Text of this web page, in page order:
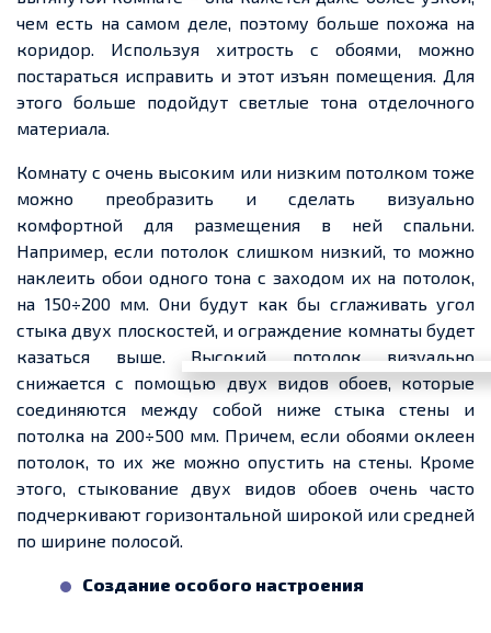
чем есть на самом деле, поэтому больше похожа на
коридор. Используя хитрость с обоями, можно
постараться исправить и этот изъян помещения. Для
этого больше подойдут светлые тона отделочного
материала.
Комнату с очень высоким или низким потолком тоже
можно преобразить и сделать визуально
комфортной для размещения в ней спальни.
Например, если потолок слишком низкий, то можно
наклеить обои одного тона с заходом их на потолок,
на 150÷200 мм. Они будут как бы сглаживать угол
стыка двух плоскостей, и ограждение комнаты будет
казаться выше. Высокий потолок визуально
снижается с помощью двух видов обоев, которые
соединяются между собой ниже стыка стены и
потолка на 200÷500 мм. Причем, если обоями оклеен
потолок, то их же можно опустить на стены. Кроме
этого, стыкование двух видов обоев очень часто
подчеркивают горизонтальной широкой или средней
по ширине полосой.
Создание особого настроения